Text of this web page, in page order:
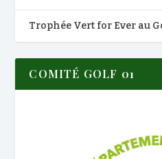
Trophée Vert for Ever au
COMITÉ GOLF 01